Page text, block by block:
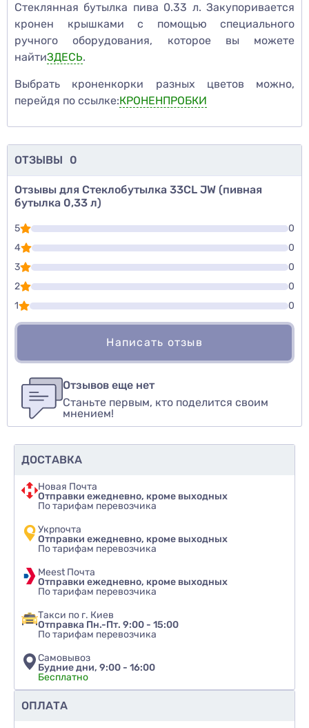
Стеклянная бутылка пива 0.33 л. Закупоривается
кронен крышками с помощью специального
ручного оборудования, которое вы можете
найтиЗДЕСЬ.
Выбрать кроненкорки разных цветов можно,
перейдя по ссылке:КРОНЕНПРОБКИ
ОТЗЫВЫ 0
Отзывы для Стеклобутылка 33CL JW (пивная
бутылка 0,33 л)
5
0
4
0
3
0
2
0
1
0
Написать отзыв
авторизуйтесь иливойдите
Оценить товар
Рекомендуете ли вы этот товар
Отзывов еще нет
Станьте первым, кто поделится своим
мнением!
ДОСТАВКА
Новая Почта
Отправки ежедневно, кроме выходных
По тарифам перевозчика
Укрпочта
Отправки ежедневно, кроме выходных
По тарифам перевозчика
Meest Почта
Отправки ежедневно, кроме выходных
По тарифам перевозчика
Такси по г. Киев
Отправка Пн.-Пт. 9:00 - 15:00
По тарифам перевозчика
Самовывоз
Будние дни, 9:00 - 16:00
Бесплатно
ОПЛАТА